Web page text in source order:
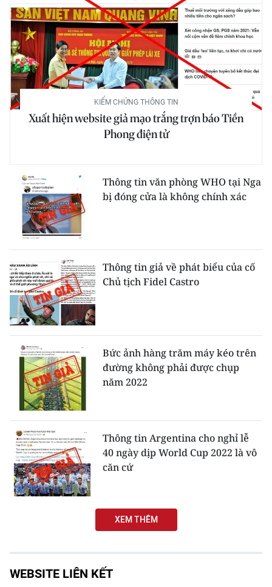
KIỂM CHỨNG THÔNG TIN
Xuất hiện website giả mạo trắng trợn báo Tiền
Phong điện tử
Thông tin văn phòng WHO tại Nga
bị đóng cửa là không chính xác
Thông tin giả về phát biểu của cố
Chủ tịch Fidel Castro
Bức ảnh hàng trăm máy kéo trên
đường không phải được chụp
năm 2022
Thông tin Argentina cho nghỉ lễ
40 ngày dịp World Cup 2022 là vô
căn cứ
XEM THÊM
WEBSITE LIÊN KẾT